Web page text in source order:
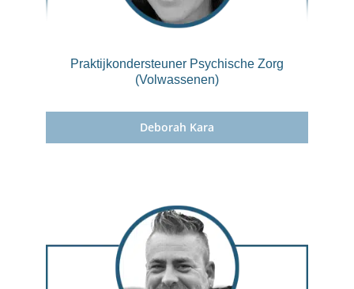
Praktijkondersteuner Psychische Zorg
(Volwassenen)
Deborah Kara